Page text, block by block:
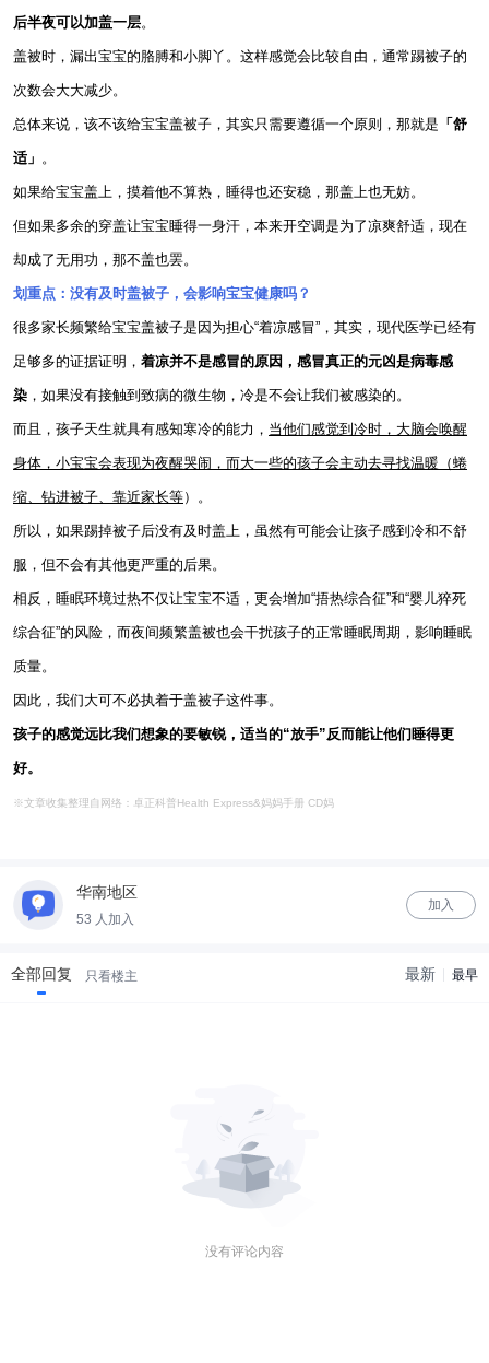
后半夜可以加盖一层。
盖被时，漏出宝宝的胳膊和小脚丫。这样感觉会比较自由，通常踢被子的
次数会大大减少。
总体来说，该不该给宝宝盖被子，其实只需要遵循一个原则，那就是 「舒
适」 。
如果给宝宝盖上，摸着他不算热，睡得也还安稳，那盖上也无妨。
但如果多余的穿盖让宝宝睡得一身汗，本来开空调是为了凉爽舒适，现在
却成了无用功，那不盖也罢。
划重点：没有及时盖被子，会影响宝宝健康吗？
很多家长频繁给宝宝盖被子是因为担心“着凉感冒”，其实，现代医学已经有
足够多的证据证明， 着凉并不是感冒的原因，感冒真正的元凶是病毒感
染 ，如果没有接触到致病的微生物，冷是不会让我们被感染的。
而且，孩子天生就具有感知寒冷的能力， 当他们感觉到冷时，大脑会唤醒
身体，小宝宝会表现为夜醒哭闹，而大一些的孩子会主动去寻找温暖（蜷
缩、钻进被子、靠近家长等）。
所以，如果踢掉被子后没有及时盖上，虽然有可能会让孩子感到冷和不舒
服，但不会有其他更严重的后果。
相反，睡眠环境过热不仅让宝宝不适，更会增加“捂热综合征”和“婴儿猝死
综合征”的风险，而夜间频繁盖被也会干扰孩子的正常睡眠周期，影响睡眠
质量。
因此，我们大可不必执着于盖被子这件事。
孩子的感觉远比我们想象的要敏锐，适当的“放手”反而能让他们睡得更
好。
※文章收集整理自网络：卓正科普Health Express&妈妈手册 CD妈
华南地区
53 人加入
加入
全部回复 只看楼主 最新 最早
没有评论内容